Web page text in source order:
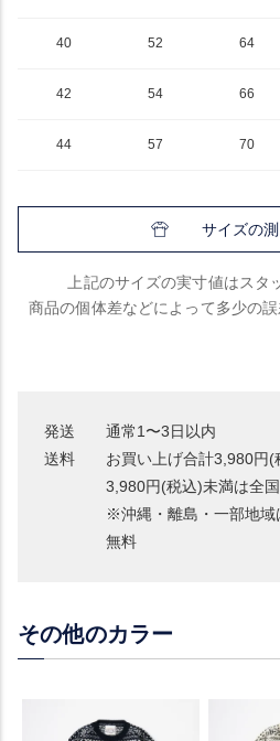
40 52 64
42 54 66
44 57 70
サイズの
上記のサイズの実寸値はスタ
商品の個体差などによって多少の
発送
通常1〜3日以内
送料
お買い上げ合計3,980円(
3,980円(税込)未満は全
※沖縄・離島・一部地
無料
その他のカラー